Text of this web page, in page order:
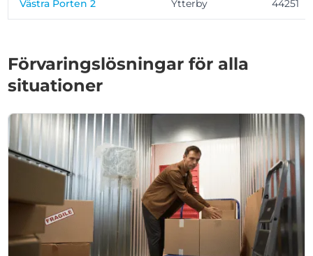
Västra Porten 2 Ytterby 44251
Förvaringslösningar för alla
situationer